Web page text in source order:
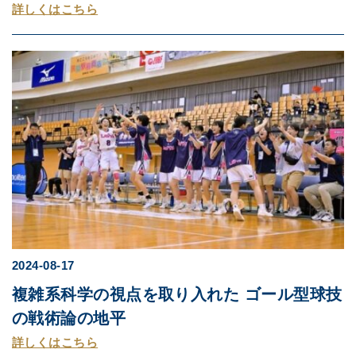
詳しくはこちら
2024-08-17
複雑系科学の視点を取り入れた ゴール型球技
の戦術論の地平
詳しくはこちら